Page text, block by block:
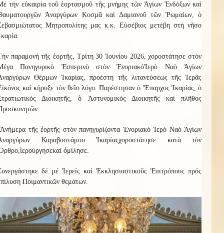
τήν εὐκαιρία τοῦ ἑορτασμοῦ τῆς μνήμης τῶν Ἁγίων Ἐνδόξων καὶ
Ἀναργύρων Κοσμᾶ καὶ Δαμιανοῦ τῶν Ῥωμαίων, ὁ
Μητροπολίτης μας κ.κ. Εὐσέβιος μετέβη στὴ νῆσο
.
παραμονὴ τῆς ἑορτῆς, Τρίτη 30 Ἰουνίου 2026, χοροστάτησε στὸν
Πανηγυρικὸ Ἑσπερινὸ στὸνἘνοριακόἹερὸ Ναὸ Ἁγίων
Θέρμων Ἰκαρίας, προέστη τῆς λιτανεύσεως τῆς Ἱερᾶς
καὶ κήρυξε τὸν θεῖο λόγο. Παρέστησαν ὁ Ἔπαρχος Ἰκαρίας, ὁ
Διοικητῆς, ὁ Ἀστυνομικός Διοικητῆς καί πλῆθος
τῆς ἑορτῆς στὸν πανηγυρίζοντα ἘνοριακόἹερὸ Ναὸ Ἁγίων
Καραβοστάμου Ἰκαρίαςχοροστάτησε κατὰ τὸν
,ἱερούργησεκαὶ ὁμίλησε.
δέ μέ Ἱερείς καί Ἐκκλησιαστικοῦς Ἐπιτρόπους πρός
Ποιμαντικῶν θεμάτων.